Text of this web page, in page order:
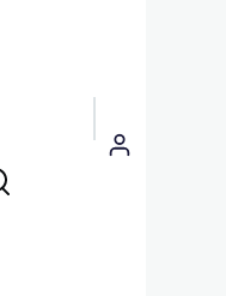
Menu
uživatelského